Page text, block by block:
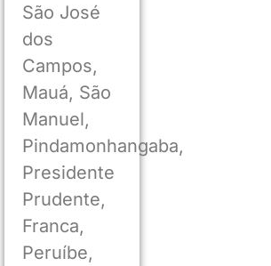
São José
dos
Campos,
Mauá, São
Manuel,
Pindamonhangaba,
Presidente
Prudente,
Franca,
Peruíbe,